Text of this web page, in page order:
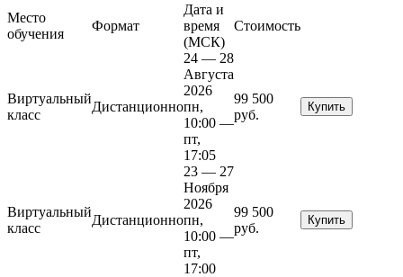
Место
обучения
Формат
Дата и
время
(МСК)
Стоимость
Виртуальный
класс
Дистанционно
24 — 28
Августа
2026
пн,
10:00 —
пт,
17:05
99 500
руб.
Купить
Виртуальный
класс
Дистанционно
23 — 27
Ноября
2026
пн,
10:00 —
пт,
17:00
99 500
руб.
Купить